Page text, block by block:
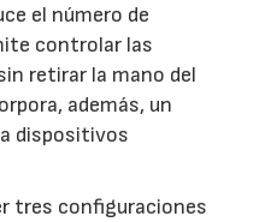
el número de
controlar las
retirar la mano del
además, un
dispositivos
tres configuraciones